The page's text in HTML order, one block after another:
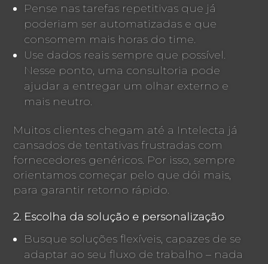
Pense nas tarefas repetitivas que já
poderiam ser automatizadas e que
consomem mais horas do time.
Use dados reais sempre que possível.
Nesse ponto, uma consultoria pode
ajudar a entregar um olhar externo e
mais neutro.
Muitos clientes chegam até a Intelecta já
cansados de tentativas frustradas com
fornecedores genéricos. Por isso, sempre
orientamos começar pelo que dói mais,
para garantir retorno rápido.
2. Escolha da solução e personalização
Busque soluções flexíveis, capazes de se
adaptar ao seu fluxo de trabalho – nada